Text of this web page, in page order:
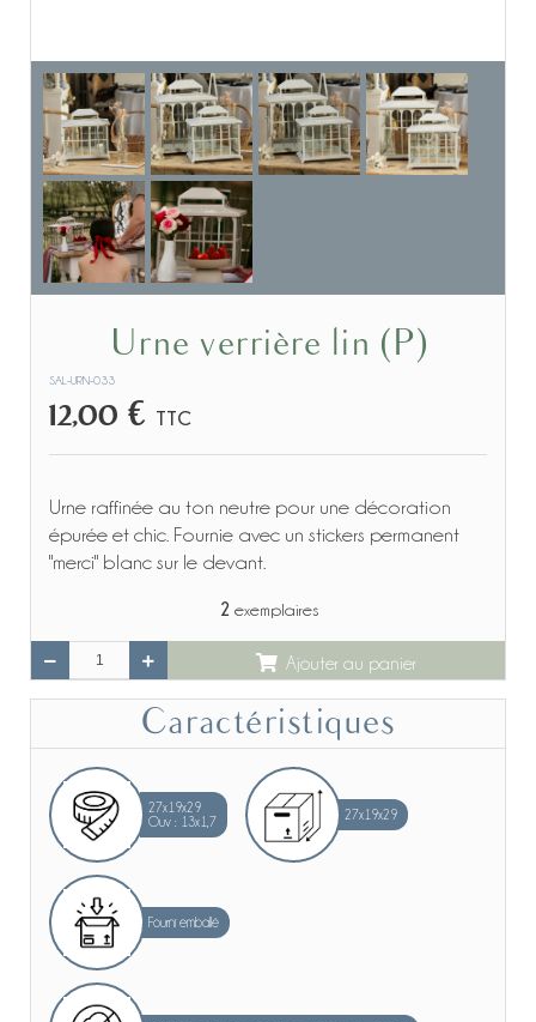
Urne verrière lin (P)
SAL-URN-033
12,00 € TTC
Urne raffinée au ton neutre pour une décoration
épurée et chic. Fournie avec un stickers permanent
"merci" blanc sur le devant.
2 exemplaires
Ajouter au panier
Caractéristiques
27x19x29
Ouv : 13x1,7
27x19x29
Fourni emballé